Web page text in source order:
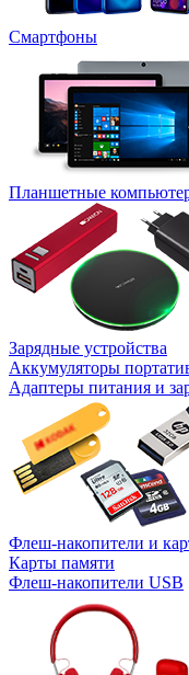
Смартфоны
Планшетные
Зарядные устройства
Аккумуляторы
Адаптеры питания и
Флеш-накопители и
Карты памяти
Флеш-накопители USB